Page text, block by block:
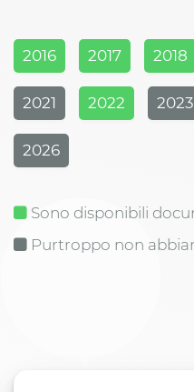
2016 2017 2018
2021 2022 2023
2026
Sono disponibili
Purtroppo non